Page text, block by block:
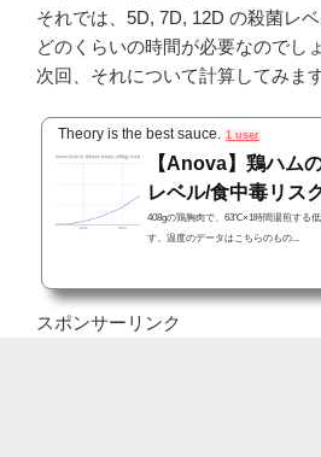
それでは、5D, 7D, 12D の殺菌レ
どのくらいの時間が必要なのでし
次回、それについて計算してみます
Theory is the best sauce. 1 user
【Anova】鶏ハム
レベル/食中毒リス
408gの鶏胸肉で、63℃×1時間湯煎する
す。温度のデータはこちらのもの...
スポンサーリンク